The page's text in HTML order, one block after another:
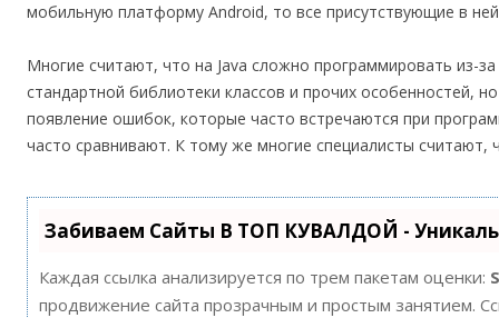
мобильную платформу Android, то все присутствующие в
Многие считают, что на Java сложно программировать из-
стандартной библиотеки классов и прочих особенностей,
появление ошибок, которые часто встречаются при
часто сравнивают. К тому же многие специалисты считают,
Забиваем Сайты В ТОП КУВАЛДОЙ -
Каждая ссылка анализируется по трем пакетам оценки:
продвижение сайта прозрачным и простым занятием.